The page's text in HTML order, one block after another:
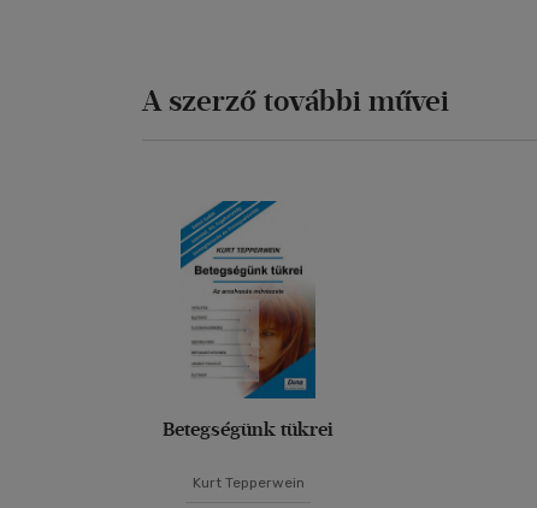
A szerző további művei
Betegségünk tükrei
Kurt Tepperwein